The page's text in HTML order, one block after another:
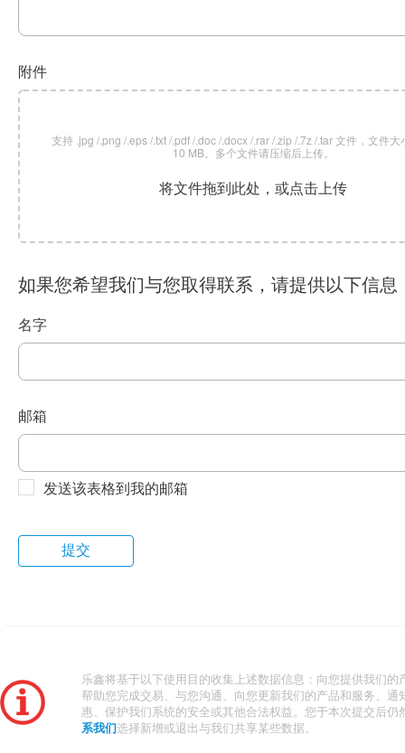
附件
支持 .jpg /.png /.eps /.txt /.pdf /.doc /.docx /.rar /.zip /.7z /.tar 文件，文件大
10 MB。多个文件请压缩后上传。
将文件拖到此处，或点击上传
如果您希望我们与您取得联系，请提供以下信息
名字
邮箱
发送该表格到我的邮箱
乐鑫将基于以下使用目的收集上述数据信息：向您提供我们的
帮助您完成交易、与您沟通、向您更新我们的产品和服务、通
惠、保护我们系统的安全或其他合法权益。您于本次提交后仍
系我们 选择新增或退出与我们共享某些数据。